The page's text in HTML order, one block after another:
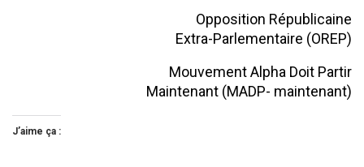
Opposition Républicaine
Extra-Parlementaire (OREP)
Mouvement Alpha Doit Partir
Maintenant (MADP- maintenant)
J’aime ça :